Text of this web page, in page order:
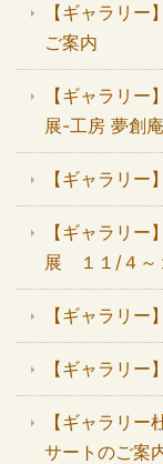
【ギャラリ
ご案内
【ギャラリ
展-工房 夢創
【ギャラリ
【ギャラリ
展 １１/４～
【ギャラリ
【ギャラリ
【ギャラリ
サートのご案